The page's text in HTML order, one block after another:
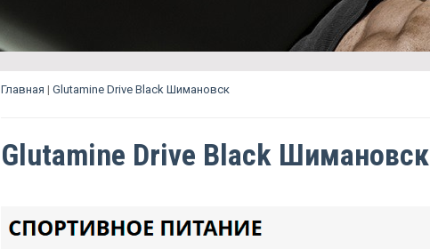
Главная | Glutamine Drive Black Шимановск
Glutamine Drive Black Шимановск